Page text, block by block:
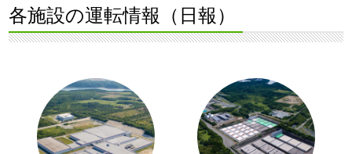
各施設の運転情報（日報）